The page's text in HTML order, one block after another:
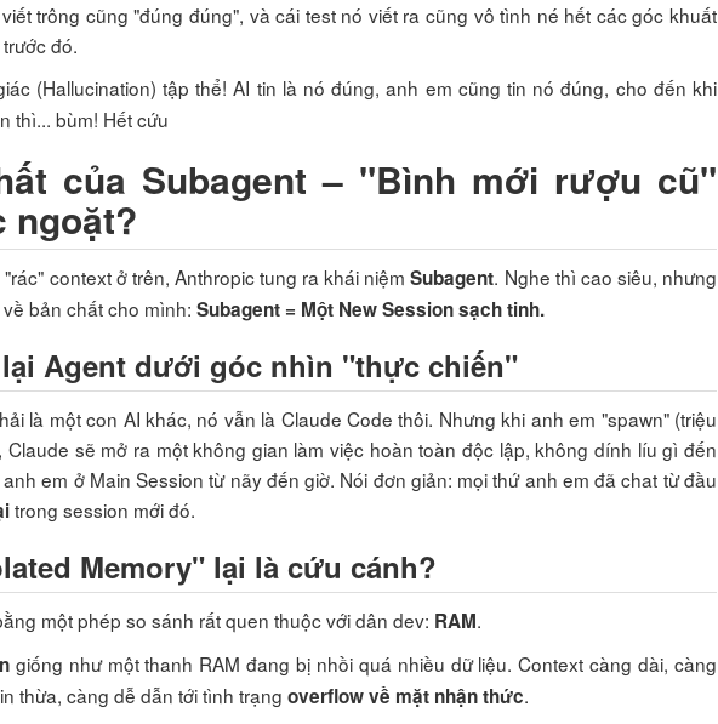
trông cũng "đúng đúng", và cái test nó viết ra cũng vô tình né hết các góc khuất
đó.
(Hallucination) tập thể! AI tin là nó đúng, anh em cũng tin nó đúng, cho đến khi
thì... bùm! Hết cứu
của Subagent – "Bình mới rượu cũ"
ngoặt?
context ở trên, Anthropic tung ra khái niệmSubagent. Nghe thì cao siêu, nhưng
bản chất cho mình: Subagent = Một New Session sạch tinh.
Agent dưới góc nhìn "thực chiến"
là một con AI khác, nó vẫn là Claude Code thôi. Nhưng khi anh em "spawn" (triệu
Claude sẽ mở ra một không gian làm việc hoàn toàn độc lập, không dính líu gì đến
em ở Main Session từ nãy đến giờ. Nói đơn giản: mọi thứ anh em đã chat từ đầu
trong session mới đó.
Memory" lại là cứu cánh?
một phép so sánh rất quen thuộc với dân dev: RAM.
giống như một thanh RAM đang bị nhồi quá nhiều dữ liệu. Context càng dài, càng
thừa, càng dễ dẫn tới tình trạng overflow về mặt nhận thức.